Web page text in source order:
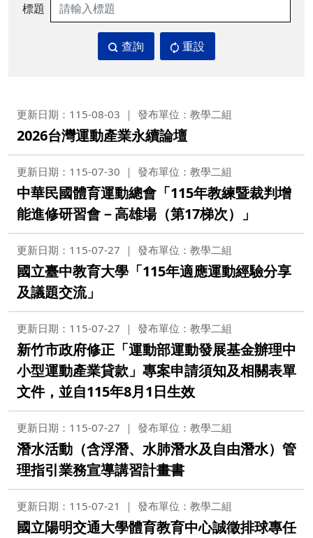
標題
查詢 重設
更新日期：115-08-03 發布單位：教學二組
2026台灣運動產業永續論壇
更新日期：115-07-30 發布單位：教學二組
中華民國體育運動總會「115年教練暨裁判增
能進修研習會－高雄場（第17梯次）」
更新日期：115-07-27 發布單位：教學二組
國立臺中教育大學「115年適應運動經驗分享
及議題交流」
更新日期：115-07-27 發布單位：教學二組
新竹市政府修正「運動部運動發展基金辦理中
小型運動產業貸款」專案申請須知及相關表單
文件，並自115年8月1日生效
更新日期：115-07-27 發布單位：教學二組
潛水活動（含浮潛、水肺潛水及自由潛水）管
理指引業務宣導講習計畫書
更新日期：115-07-21 發布單位：教學二組
國立陽明交通大學體育教育中心誠徵排球專任